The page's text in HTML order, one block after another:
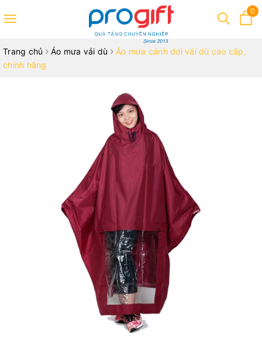
Toggle
0
Trang chủ Áo mưa vải dù
Áo mưa cánh dơi vải dù cao cấp,
chính hãng